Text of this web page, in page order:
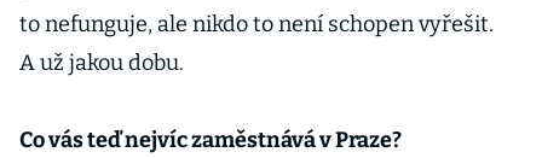
to nefunguje, ale nikdo to není schopen vyřešit.
A už jakou dobu.
Co vás teď nejvíc zaměstnává v Praze?